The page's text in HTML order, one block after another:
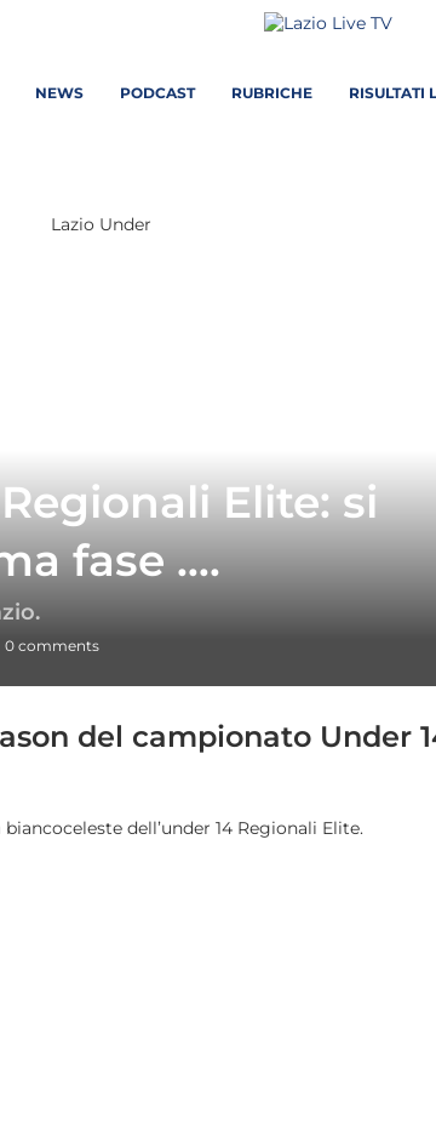
NEWS PODCAST RUBRICHE RISULTATI
Elite: si
fase ….
0 comments
del campionato Under
dell’under 14 Regionali Elite.